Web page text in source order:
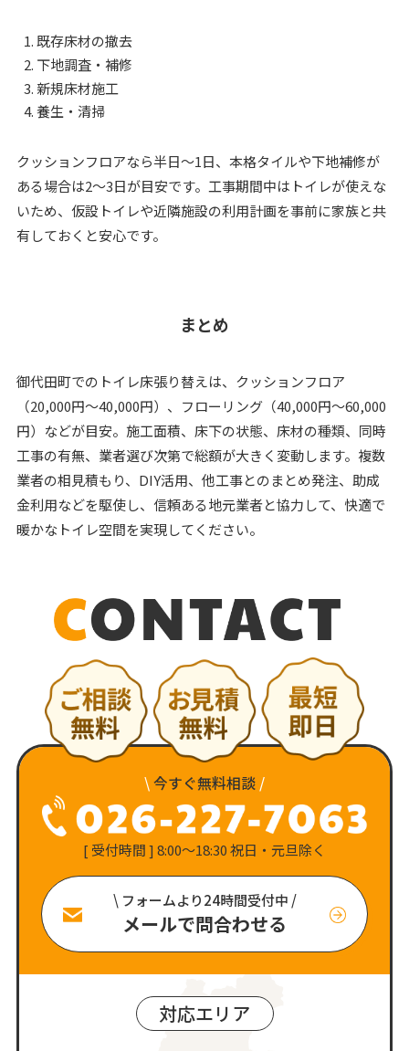
既存床材の撤去
下地調査・補修
新規床材施工
養生・清掃
クッションフロアなら半日〜1日、本格タイルや下地補修が
ある場合は2〜3日が目安です。工事期間中はトイレが使えな
いため、仮設トイレや近隣施設の利用計画を事前に家族と共
有しておくと安心です。
まとめ
御代田町でのトイレ床張り替えは、クッションフロア
（20,000円～40,000円）、フローリング（40,000円～60,000
円）などが目安。施工面積、床下の状態、床材の種類、同時
工事の有無、業者選び次第で総額が大きく変動します。複数
業者の相見積もり、DIY活用、他工事とのまとめ発注、助成
金利用などを駆使し、信頼ある地元業者と協力して、快適で
暖かなトイレ空間を実現してください。
\ 今すぐ無料相談 /
[ 受付時間 ] 8:00〜18:30 祝日・元旦除く
\ フォームより24時間受付中 /
メールで問合わせる
対応エリア